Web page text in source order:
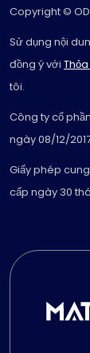
Copyright ©
Sử dụng nội
đồng ý với
tôi.
Công ty cổ
ngày 08/12/
Giấy phép
cấp ngày 30